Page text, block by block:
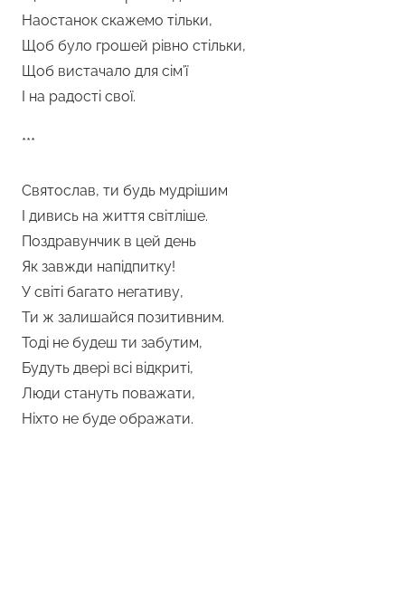
Наостанок скажемо тільки,
Щоб було грошей рівно стільки,
Щоб вистачало для сім’ї
І на радості свої.
***
Святослав, ти будь мудрішим
І дивись на життя світліше.
Поздравунчик в цей день
Як завжди напідпитку!
У світі багато негативу,
Ти ж залишайся позитивним.
Тоді не будеш ти забутим,
Будуть двері всі відкриті,
Люди стануть поважати,
Ніхто не буде ображати.